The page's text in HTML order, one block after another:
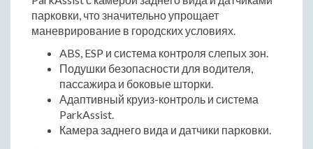
парковки, что значительно упрощает
маневрирование в городских условиях.
ABS, ESP и система контроля слепых зон.
Подушки безопасности для водителя,
пассажира и боковые шторки.
Адаптивный круиз-контроль и система
ParkAssist.
Камера заднего вида и датчики парковки.